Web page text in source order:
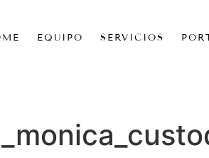
EQUIPO SERVICIOS